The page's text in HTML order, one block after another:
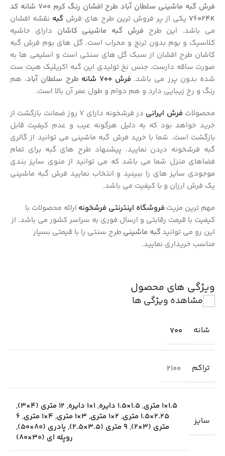
فرش گبه ماشینی سلطان آباد طرح افشان رنگ کرم 700 شانه کد
76024K یکی از پر فروش ترین طرح های فرش گبه نقشه افشان
می باشد. این طرح فرش گبه ماشینی کاشان دارای حاشیه
کلاسیک و بوم بدون ترنج و محراب است. گل های بوم فرش گبه
کاشان طرح افشان از سبک گل های سنتی است و اسلیمی ها به
صورت ساقه دارست. جنس نخ تولیدی این گبه اکریلیک هیت ست
شده بدون پرز می باشد. فرش 700 شانه طرح سلطان آباد، هم
رنگ و رخ زیبایی دارد و هم دوام و طول عمر آن بالا است.
محصولات فرش ایرانی
در فرشخونه دارای ۷ روز ضمانت بازگشت از
خرید خواهد بود که به دلیل هرگونه عیب و عدم کیفیت قابل
بازگشت است. شما با خرید فرش گبه ماشینی می توانید از گالری
گبه فرشخونه دیدن نمایید. پیشنهاد طرح های گبه برای تمام
فضاهای منزل شما می باشد که می توانید از منوی سایز بندی
موجودی سایز های را ببینید و انتخاب نمایید فرش گبه ماشینی
یک فرش ارزان و با کیفیت می باشد.
مهم ترین مزیت فروشگاه اینترنتی فرشخونه ارائه محصولات با
کیفیت با قیمت رقابتی و ارسال فوری به سراسر کشور می باشد. از
این رو می توانید گبه ماشینی طرح سنتی را با قیمتی بسیار
مناسب خریداری نمایید.
ویژگی های محصول
مشاهده ویژگی ها
شانه 700
تراکم 2100
سایز
1.5×1 متری ,1.5×1.5 دایره ,1×1 دایره , 12 متری (4×3)
,
2.25×1.5 متری
, 2×1 متری , 3×1 متری , 4×1 متری ,
6
متری (3×2)
, 9 متری (3.5×2.5) ,پادری (80×50)
,
روپله ای (30×80)